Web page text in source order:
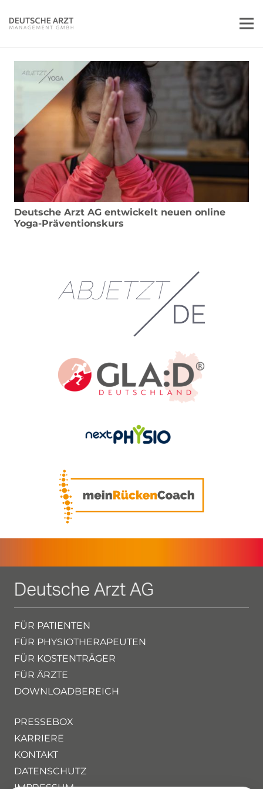
Deutsche Arzt AG entwickelt neuen online
Yoga-Präventionskurs
FÜR PATIENTEN
FÜR PHYSIOTHERAPEUTEN
FÜR KOSTENTRÄGER
FÜR ÄRZTE
DOWNLOADBEREICH
PRESSEBOX
KARRIERE
KONTAKT
DATENSCHUTZ